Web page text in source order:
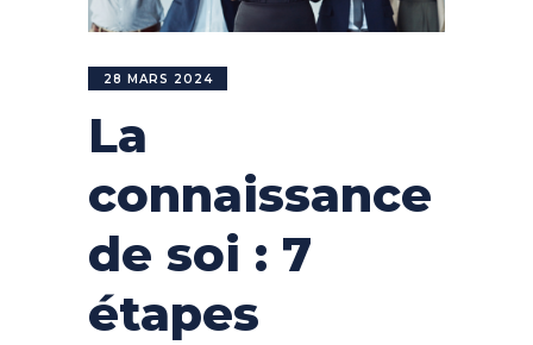
28 MARS 2024
La
connaissance
de soi : 7
étapes